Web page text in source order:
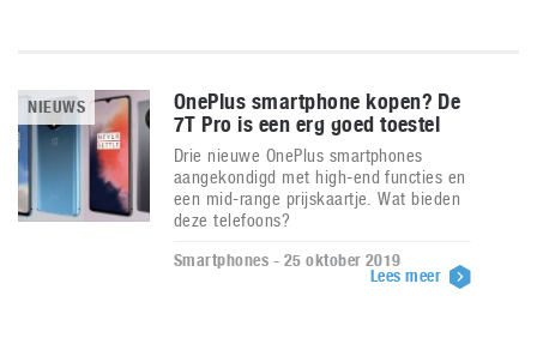
NIEUWS
OnePlus smartphone kopen? De
7T Pro is een erg goed toestel
Drie nieuwe OnePlus smartphones
aangekondigd met high-end functies en
een mid-range prijskaartje. Wat bieden
deze telefoons?
Smartphones - 25 oktober 2019
Lees meer